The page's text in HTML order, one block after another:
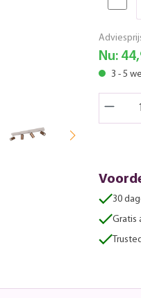
Nu:
3 - 5
30
Gratis